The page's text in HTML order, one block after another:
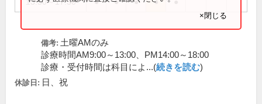
×閉じる
備考: 土曜AMのみ
診療時間AM9:00～13:00、PM14:00～18:00
診療・受付時間は科目によ...(続きを読む)
休診日: 日、祝